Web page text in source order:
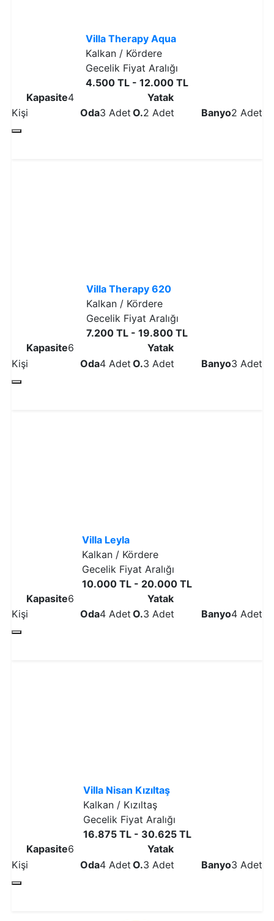
Villa Therapy Aqua
Kalkan / Kördere
Gecelik Fiyat Aralığı
4.500 TL - 12.000 TL
Kapasite4
Kişi
Oda3 Adet
Yatak
O.2 Adet Banyo2 Adet
Villa Therapy 620
Kalkan / Kördere
Gecelik Fiyat Aralığı
7.200 TL - 19.800 TL
Kapasite6
Kişi
Oda4 Adet
Yatak
O.3 Adet Banyo3 Adet
Villa Leyla
Kalkan / Kördere
Gecelik Fiyat Aralığı
10.000 TL - 20.000 TL
Kapasite6
Kişi
Oda4 Adet
Yatak
O.3 Adet Banyo4 Adet
Villa Nisan Kızıltaş
Kalkan / Kızıltaş
Gecelik Fiyat Aralığı
16.875 TL - 30.625 TL
Kapasite6
Kişi
Oda4 Adet
Yatak
O.3 Adet Banyo3 Adet